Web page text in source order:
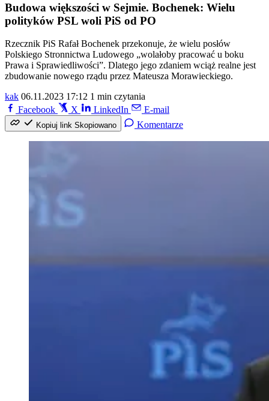
Budowa większości w Sejmie. Bochenek: Wielu
polityków PSL woli PiS od PO
Rzecznik PiS Rafał Bochenek przekonuje, że wielu posłów
Polskiego Stronnictwa Ludowego „wolałoby pracować u boku
Prawa i Sprawiedliwości”. Dlatego jego zdaniem wciąż realne jest
zbudowanie nowego rządu przez Mateusza Morawieckiego.
kak 06.11.2023 17:12 1 min czytania
Facebook
X LinkedIn E-mail
Kopiuj link Skopiowano Komentarze